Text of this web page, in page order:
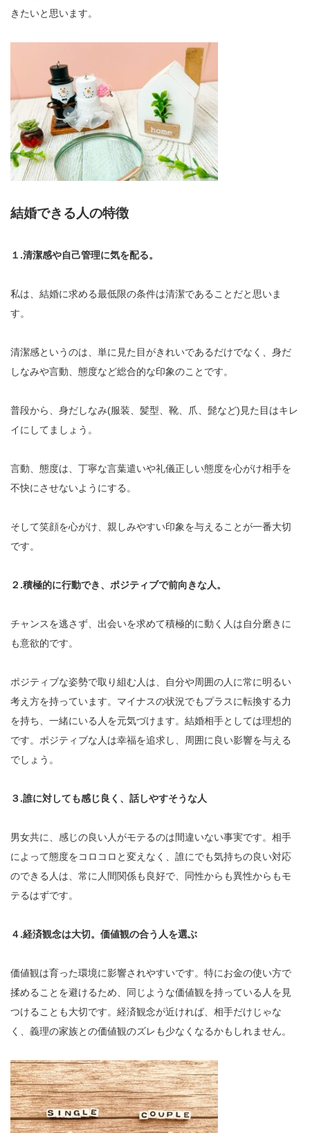
きたいと思います。
結婚できる人の特徴
１.清潔感や自己管理に気を配る。
私は、結婚に求める最低限の条件は清潔であることだと思いま
す。
清潔感というのは、単に見た目がきれいであるだけでなく、身だ
しなみや言動、態度など総合的な印象のことです。
普段から、身だしなみ(服装、髪型、靴、爪、髭など)見た目はキレ
イにしてましょう。
言動、態度は、丁寧な言葉遣いや礼儀正しい態度を心がけ相手を
不快にさせないようにする。
そして笑顔を心がけ、親しみやすい印象を与えることが一番大切
です。
２.積極的に行動でき、ポジティブで前向きな人。
チャンスを逃さず、出会いを求めて積極的に動く人は自分磨きに
も意欲的です。
ポジティブな姿勢で取り組む人は、自分や周囲の人に常に明るい
考え方を持っています。マイナスの状況でもプラスに転換する力
を持ち、一緒にいる人を元気づけます。結婚相手としては理想的
です。ポジティブな人は幸福を追求し、周囲に良い影響を与える
でしょう。
３.誰に対しても感じ良く、話しやすそうな人
男女共に、感じの良い人がモテるのは間違いない事実です。相手
によって態度をコロコロと変えなく、誰にでも気持ちの良い対応
のできる人は、常に人間関係も良好で、同性からも異性からもモ
テるはずです。
４.経済観念は大切。価値観の合う人を選ぶ
価値観は育った環境に影響されやすいです。特にお金の使い方で
揉めることを避けるため、同じような価値観を持っている人を見
つけることも大切です。経済観念が近ければ、相手だけじゃな
く、義理の家族との価値観のズレも少なくなるかもしれません。